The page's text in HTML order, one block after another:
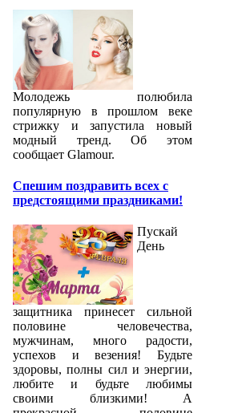
Молодежь полюбила
популярную в прошлом веке
стрижку и запустила новый
модный тренд. Об этом
сообщает Glamour.
Спешим поздравить всех с
предстоящими праздниками!
Пускай
День
защитника принесет сильной
половине человечества,
мужчинам, много радости,
успехов и везения! Будьте
здоровы, полны сил и энергии,
любите и будьте любимы
своими близкими! А